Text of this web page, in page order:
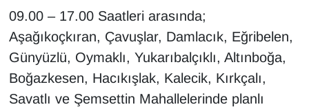
09.00 – 17.00 Saatleri arasında;
Aşağıkoçkıran, Çavuşlar, Damlacık, Eğribelen,
Günyüzlü, Oymaklı, Yukarıbalçıklı, Altınboğa,
Boğazkesen, Hacıkışlak, Kalecik, Kırkçalı,
Savatlı ve Şemsettin Mahallelerinde planlı